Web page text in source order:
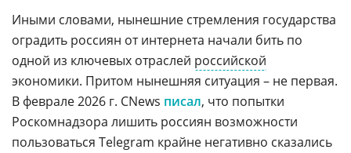
Иными словами, нынешние стремления государства
оградить россиян от интернета начали бить по
одной из ключевых отраслей российской
экономики. Притом нынешняя ситуация – не первая.
В феврале 2026 г. CNews писал, что попытки
Роскомнадзора лишить россиян возможности
пользоваться Telegram крайне негативно сказались